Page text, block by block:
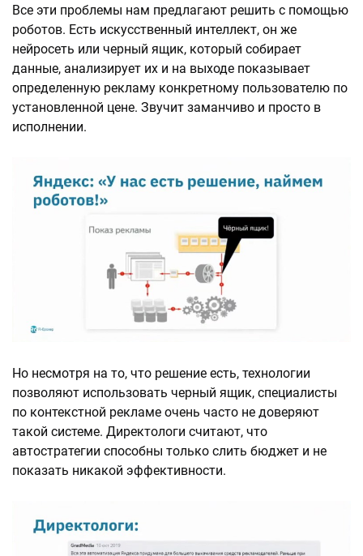
Все эти проблемы нам предлагают решить с помощью
роботов. Есть искусственный интеллект, он же
нейросеть или черный ящик, который собирает
данные, анализирует их и на выходе показывает
определенную рекламу конкретному пользователю по
установленной цене. Звучит заманчиво и просто в
исполнении.
Но несмотря на то, что решение есть, технологии
позволяют использовать черный ящик, специалисты
по контекстной рекламе очень часто не доверяют
такой системе. Директологи считают, что
автостратегии способны только слить бюджет и не
показать никакой эффективности.